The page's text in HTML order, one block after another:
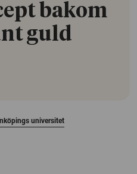
bakom
guld
universitet